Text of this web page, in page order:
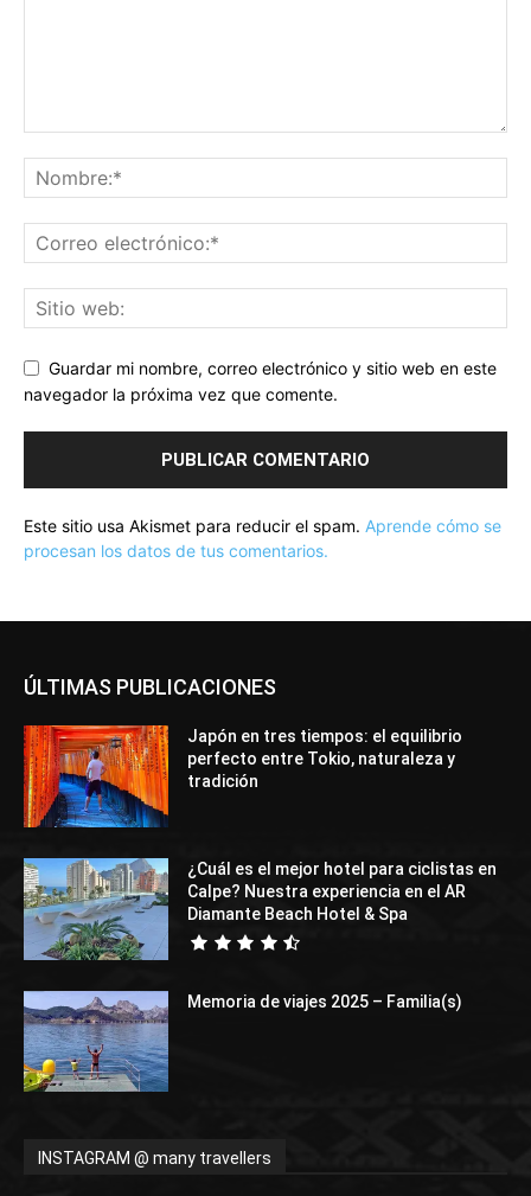
Guardar mi nombre, correo electrónico y sitio web en este
navegador la próxima vez que comente.
Este sitio usa Akismet para reducir el spam. Aprende cómo se
procesan los datos de tus comentarios.
ÚLTIMAS PUBLICACIONES
Japón en tres tiempos: el equilibrio
perfecto entre Tokio, naturaleza y
tradición
¿Cuál es el mejor hotel para ciclistas en
Calpe? Nuestra experiencia en el AR
Diamante Beach Hotel & Spa
Memoria de viajes 2025 – Familia(s)
INSTAGRAM @ many travellers